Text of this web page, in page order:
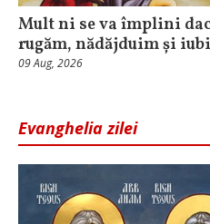
Mult ni se va împlini
rugăm, nădăjduim și
09 Aug, 2026
Evanghelia zilei